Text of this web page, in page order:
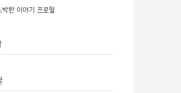
박한 이야기 프로필